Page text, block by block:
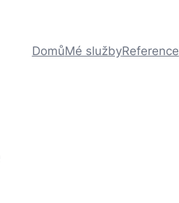
DomůMé službyReference